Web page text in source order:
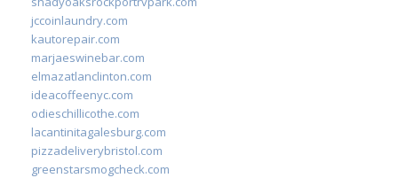
jccoinlaundry.com
kautorepair.com
marjaeswinebar.com
elmazatlanclinton.com
ideacoffeenyc.com
odieschillicothe.com
lacantinitagalesburg.com
pizzadeliverybristol.com
greenstarsmogcheck.com